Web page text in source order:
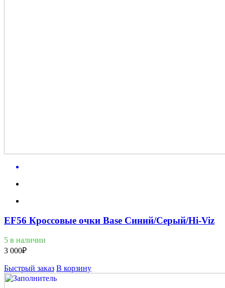
EF56 Кроссовые очки Base Синий/Серый/Hi-Viz
5 в наличии
3 000₽
Быстрый заказ В корзину